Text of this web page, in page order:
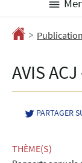
Accueil
>
AVIS
PARTAGER
THÈME(S)